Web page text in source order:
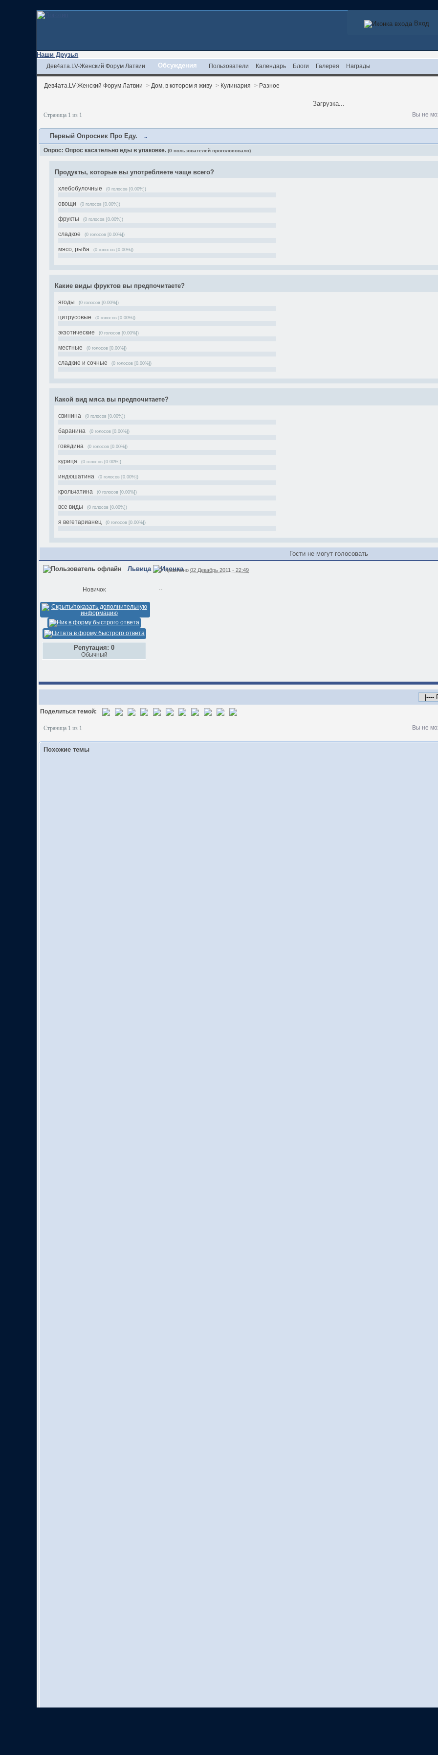
Вход
Наши Друзья
Дев4ата.LV-Женский Форум Латвии Обсуждения Пользователи Календарь Блоги Галерея Награды
Дев4ата.LV-Женский Форум Латвии > Дом, в котором я живу > Кулинария > Разное
Загрузка...
Страница 1 из 1 Вы не
Первый Опросник Про Еду. ..
Опрос: Опрос касательно еды в упаковке.(0 пользователей проголосовало)
Продукты, которые вы употребляете чаще всего?
хлебобулочные (0 голосов [0.00%])
овощи (0 голосов [0.00%])
фрукты (0 голосов [0.00%])
сладкое (0 голосов [0.00%])
мясо, рыба (0 голосов [0.00%])
Какие виды фруктов вы предпочитаете?
ягоды (0 голосов [0.00%])
цитрусовые (0 голосов [0.00%])
экзотические (0 голосов [0.00%])
местные (0 голосов [0.00%])
сладкие и сочные (0 голосов [0.00%])
Какой вид мяса вы предпочитаете?
свинина (0 голосов [0.00%])
баранина (0 голосов [0.00%])
говядина (0 голосов [0.00%])
курица (0 голосов [0.00%])
индюшатина (0 голосов [0.00%])
крольчатина (0 голосов [0.00%])
все виды (0 голосов [0.00%])
я вегетарианец (0 голосов [0.00%])
Гости не могут голосовать
Львица
Новичок
Репутация: 0
Обычный
Отправлено02 Декабрь 2011 - 22:49
Поделиться темой:
Страница 1 из 1 Вы не
Похожие темы